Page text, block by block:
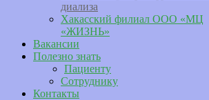
диализа
Хакасский филиал ООО «МЦ
«ЖИЗНЬ»
Вакансии
Полезно знать
Пациенту
Сотруднику
Контакты